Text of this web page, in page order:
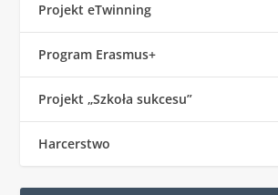
Projekt eTwinning
Program Erasmus+
Projekt „Szkoła sukcesu”
Harcerstwo